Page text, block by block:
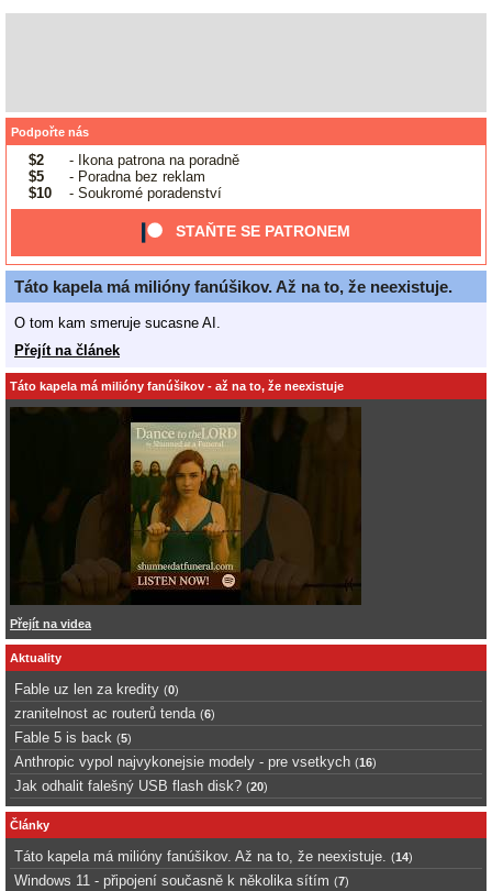
Podpořte nás
$2
- Ikona patrona na poradně
$5
- Poradna bez reklam
$10
- Soukromé poradenství
STAŇTE SE PATRONEM
Táto kapela má milióny fanúšikov. Až na to, že neexistuje.
O tom kam smeruje sucasne AI.
Přejít na článek
Táto kapela má milióny fanúšikov - až na to, že neexistuje
Přejít na videa
Aktuality
Fable uz len za kredity (0)
zranitelnost ac routerů tenda (6)
Fable 5 is back (5)
Anthropic vypol najvykonejsie modely - pre vsetkych (16)
Jak odhalit falešný USB flash disk? (20)
Články
Táto kapela má milióny fanúšikov. Až na to, že neexistuje. (14)
Windows 11 - připojení současně k několika sítím (7)